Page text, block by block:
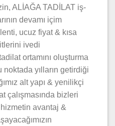
ALİAĞA TADİLAT iş-
devamı içim
ucuz fiyat & kısa
ivedi
ortamını oluşturma
noktada yılların getirdiği
alt yapı & yenilikçi
çalışmasında bizleri
avantaj &